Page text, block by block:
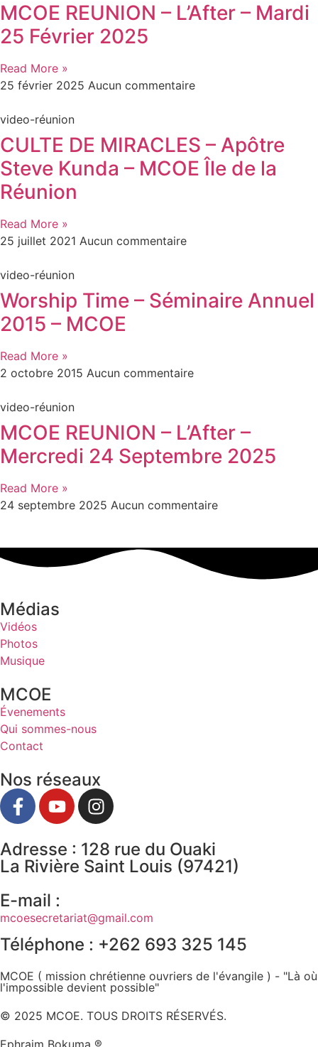
MCOE REUNION – L’After – Mardi
25 Février 2025
Read More »
25 février 2025 Aucun commentaire
video-réunion
CULTE DE MIRACLES – Apôtre
Steve Kunda – MCOE Île de la
Réunion
Read More »
25 juillet 2021 Aucun commentaire
video-réunion
Worship Time – Séminaire Annuel
2015 – MCOE
Read More »
2 octobre 2015 Aucun commentaire
video-réunion
MCOE REUNION – L’After –
Mercredi 24 Septembre 2025
Read More »
24 septembre 2025 Aucun commentaire
Médias
Vidéos
Photos
Musique
MCOE
Évenements
Qui sommes-nous
Contact
Nos réseaux
Adresse : 128 rue du Ouaki
La Rivière Saint Louis (97421)
E-mail :
mcoesecretariat@gmail.com
Téléphone : +262 693 325 145
MCOE ( mission chrétienne ouvriers de l'évangile ) - "Là où
l'impossible devient possible"
© 2025 MCOE. TOUS DROITS RÉSERVÉS.